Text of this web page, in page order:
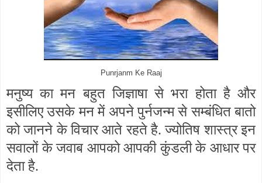
Punrjanm Ke Raaj
मनुष्य का मन बहुत जिज्ञाषा से भरा होता है और
इसीलिए उसके मन में अपने पुर्नजन्म से सम्बंधित बातो
को जानने के विचार आते रहते है. ज्योतिष शास्त्र इन
सवालों के जवाब आपको आपकी कुंडली के आधार पर
देता है.